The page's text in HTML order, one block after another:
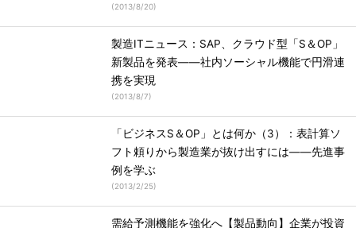
(2013/8/20)
製造ITニュース：SAP、クラウド型「S＆OP」
新製品を発表――社内ソーシャル機能で円滑連
携を実現
(2013/8/7)
「ビジネスS＆OP」とは何か（3）：表計算ソ
フト頼りから製造業が抜け出すには――先進事
例を学ぶ
(2013/2/25)
需給予測機能を強化へ【製品動向】企業が投資